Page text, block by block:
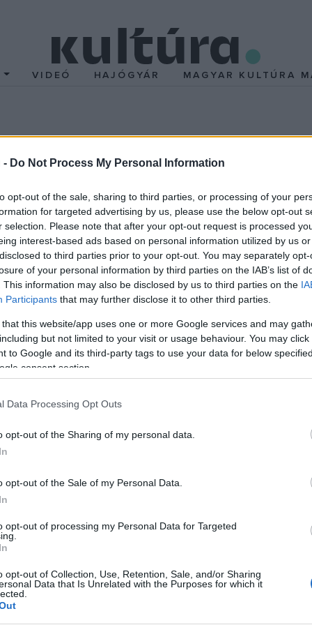
- Do Not Process My Personal Information
opt-out of the sale, sharing to third parties, or processing of your
for targeted advertising by us, please use the below opt-out
selection. Please note that after your opt-out request is processed
interest-based ads based on personal information utilized by us
to third parties prior to your opt-out. You may separately
of your personal information by third parties on the IAB’s list of
This information may also be disclosed by us to third parties on the
Participants that may further disclose it to other third parties.
that this website/app uses one or more Google services and may
but not limited to your visit or usage behaviour. You may
to Google and its third-party tags to use your data for below
consent section.
Data Processing Opt Outs
opt-out of the Sharing of my personal data.
opt-out of the Sale of my Personal Data.
opt-out of processing my Personal Data for Targeted
opt-out of Collection, Use, Retention, Sale, and/or Sharing
Data that Is Unrelated with the Purposes for which it
VIDEÓ HAJÓGYÁR MAGYAR KULTÚRA
zajait vizsgálják
közös projektben
foglalkozó magyar és német művészek egy
fővárosban működő magyar kulturális intézetben
UdK) és a budapesti Liszt Ferenc Zeneművészeti
eszközeivel térképezik fel és értelmezik újra a német főváros
hét alatt a CHB belvárosi épületének
feldolgozzák és új kontextusba helyezik – áll az
megvalósított projektet Sőrés Zsolt
Zenei Médiaművészet szakirányának vezetője dolgozta
és hangkutatásra szakosodott stúdiójának vezetője
pénteken mutatják be a kortárs zenei színtér egyik